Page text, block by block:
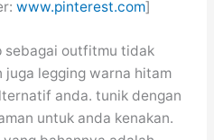
www.pinterest.com]
sebagai outfitmu tidak
juga legging warna hitam
anda. tunik dengan
untuk anda kenakan.